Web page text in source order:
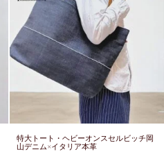
特大トート・ヘビーオンスセルビッチ岡
山デニム×イタリア本革